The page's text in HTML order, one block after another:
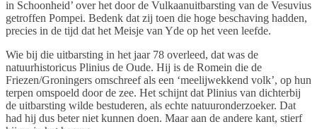
in Schoonheid’ over het door de Vulkaanuitbarsting van de Vesuvius
getroffen Pompei. Bedenk dat zij toen die hoge beschaving hadden,
precies in de tijd dat het Meisje van Yde op het veen leefde.
Wie bij die uitbarsting in het jaar 78 overleed, dat was de
natuurhistoricus Plinius de Oude. Hij is de Romein die de
Friezen/Groningers omschreef als een ‘meelijwekkend volk’, op hun
terpen omspoeld door de zee. Het schijnt dat Plinius van dichterbij
de uitbarsting wilde bestuderen, als echte natuuronderzoeker. Dat
had hij dus beter niet kunnen doen. Maar aan de andere kant, stierf